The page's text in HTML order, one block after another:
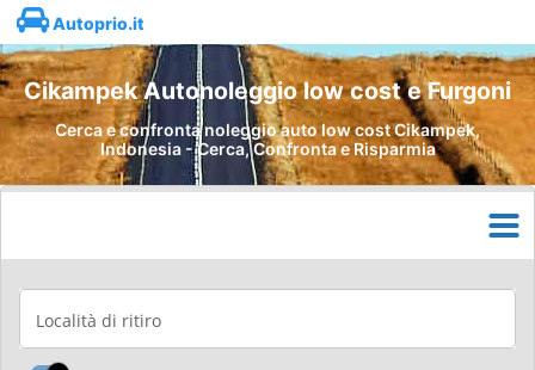
Autoprio.it
Cikampek Autonoleggio low cost e Furgoni
Cerca e confronta noleggio auto low cost Cikampek,
Indonesia - Cerca, Confronta e Risparmia
Località di ritiro